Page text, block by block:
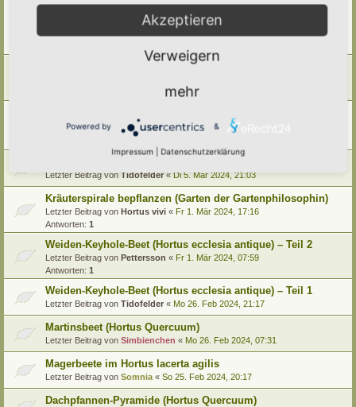
Kräuterspirale auf schmaler Grundfläche im Hortus
Bergermann)
Tidofelder
Letzter Beitrag von Tidofelder« Di 5. Mär 2024, 21:03
Kräuterspirale bepflanzen (Garten der Gartenphilosophin)
Letzter Beitrag von Hortus vivi « Fr 1. Mär 2024, 17:16
Antworten: 1
Weiden-Keyhole-Beet (Hortus ecclesia antique) – Teil 2
Letzter Beitrag von Pettersson « Fr 1. Mär 2024, 07:59
Antworten: 1
Weiden-Keyhole-Beet (Hortus ecclesia antique) – Teil 1
Letzter Beitrag von Tidofelder « Mo 26. Feb 2024, 21:17
Martinsbeet (Hortus Quercuum)
Letzter Beitrag von Simbienchen « Mo 26. Feb 2024, 07:31
Magerbeete im Hortus lacerta agilis
Letzter Beitrag von Somnia « So 25. Feb 2024, 20:17
Dachpfannen-Pyramide (Hortus Quercuum)
Akzeptieren
Verweigern
mehr
Powered by &
Impressum Datenschutzerklärung